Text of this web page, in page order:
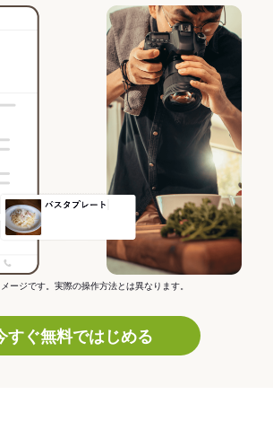
ージです。実際の操作方法とは異なります。
すぐ無料ではじめる